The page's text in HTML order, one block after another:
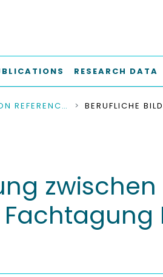
RESEARCH DATA
PUBLICATION REFERENCES